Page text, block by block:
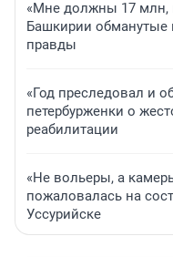
«Мне должны 17 млн,
Башкирии обманутые
правды
«Год преследовал и
петербурженки о
реабилитации
«Не вольеры, а
пожаловалась на
Уссурийске